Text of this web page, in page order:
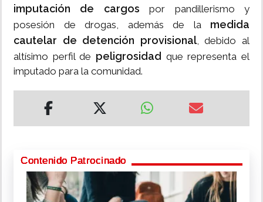
imputación de cargos por pandillerismo y
posesión de drogas, además de la medida
cautelar de detención provisional, debido al
altísimo perfil de peligrosidad que representa el
imputado para la comunidad.
Contenido Patrocinado